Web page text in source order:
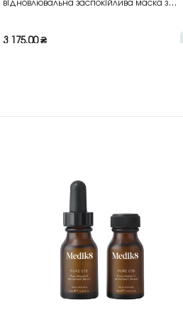
відновлювальна заспокійлива маска з
3 175,00₴